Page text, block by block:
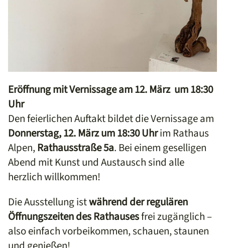
Eröffnung mit Vernissage am 12. März um 18:30
Uhr
Den feierlichen Auftakt bildet die Vernissage am
Donnerstag, 12. März um 18:30 Uhrim Rathaus
Alpen,Rathausstraße 5a. Bei einem geselligen
Abend mit Kunst und Austausch sind alle
herzlich willkommen!
Die Ausstellung istwährend der regulären
Öffnungszeiten des Rathausesfrei zugänglich –
also einfach vorbeikommen, schauen, staunen